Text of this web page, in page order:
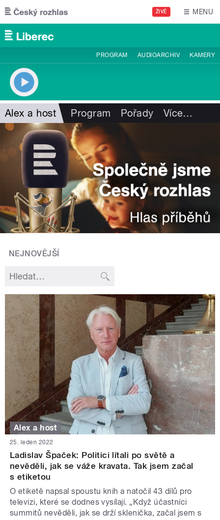
Přejít k hlavnímu obsahu
ŽIVĚ MENU
PROGRAM AUDIOARCHIV KAMERY
Alex a host Program Pořady Více…
NEJNOVĚJŠÍ
Alex a host
25. leden 2022
Ladislav Špaček: Politici lítali po světě a
nevěděli, jak se váže kravata. Tak jsem začal
s etiketou
O etiketě napsal spoustu knih a natočil 43 dílů pro
televizi, které se dodnes vysílají. „Když účastníci
summitů nevěděli, jak se drží sklenička, začal jsem s